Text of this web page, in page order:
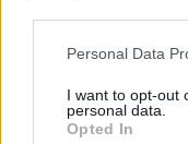
negar su
de su
rechazar tal
Personal Data
I want to opt-out
personal data.
Opted In